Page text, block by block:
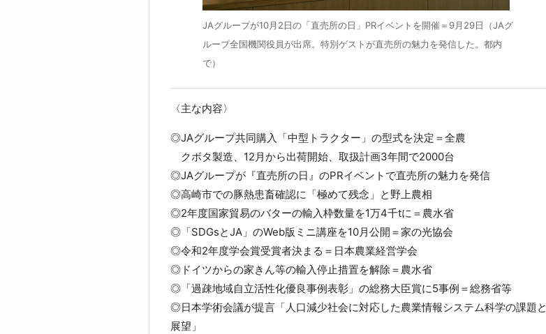
JAグループが10月2日の「直売所の日」PRイベントを開催＝9月29日（JAグ
ループ全国機関役員が出席。特別ゲストが直売所の魅力を発信した。都内
で）
〈主な内容〉
◎JAグループ共同購入「中型トラクター」の型式を決定＝全農
クボタ製造、12月から出荷開始、取扱計画3年間で2000台
◎JAグループが『直売所の日』のPRイベントで直売所の魅力を発信
◎高崎市での豚熱患畜確認に「極めて残念」と野上農相
◎2年度国家貿易のバターの輸入枠数量を1万4千tに＝農水省
◎「SDGsとJA」のWeb版ミニ講座を10月公開＝家の光協会
◎令和2年度学会賞受賞者決まる＝日本農業経営学会
◎ドイツからの家きん等の輸入停止措置を解除＝農水省
◎「過疎地域自立活性化優良事例表彰」の総務大臣賞に5事例＝総務省等
◎日本学術会議が提言「人口減少社会に対応した農業情報システム科学の課題と
展望」